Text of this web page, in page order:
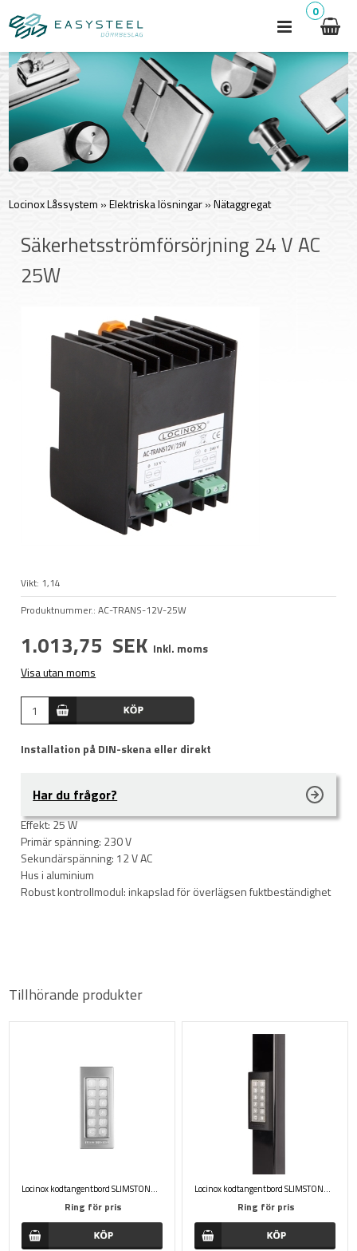
0
Locinox Låssystem »Elektriska lösningar»Nätaggregat
Säkerhetsströmförsörjning 24 V AC
25W
Vikt: 1,14
Produktnummer.:AC-TRANS-12V-25W
1.013,75 SEK Inkl. moms
Visa utan moms
Installation på DIN-skena eller direkt
Har du frågor?
Effekt: 25 W
Primär spänning: 230 V
Sekundärspänning: 12 V AC
Hus i aluminium
Robust kontrollmodul: inkapslad för överlägsen fuktbeständighet
Tillhörande produkter
Locinox kodtangentbord SLIMSTONE 2 ip68 med 2 reläutgångar
Ring för pris
Locinox kodtangentbord SLIMSTONE X ip68
Ring för pris